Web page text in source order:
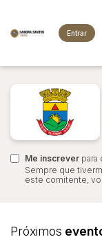
Entrar
Criar conta
Site
Agenda
Quem Somos
Contato
Busca por
Animais
Terreno
Categoria
Estados
Home
Quem Somos
Eventos
Me inscrever para
Sempre que
este comitente,
Próximos